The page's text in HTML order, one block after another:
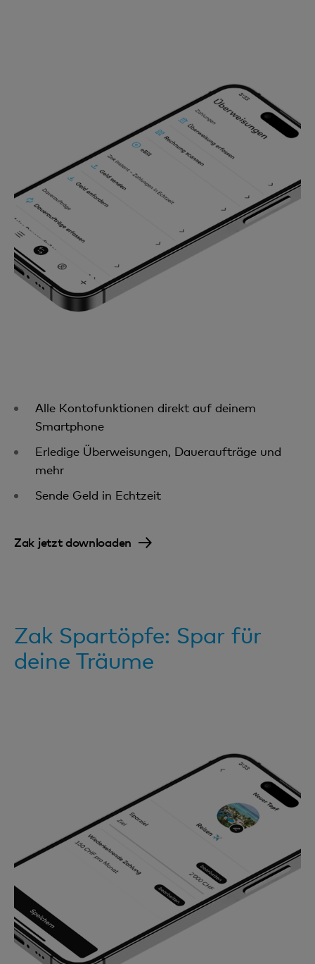
Alle Kontofunktionen direkt auf deinem
Smartphone
Erledige Überweisungen, Daueraufträge und
mehr
Sende Geld in Echtzeit
Zak jetzt downloaden
Zak Spartöpfe: Spar für
deine Träume